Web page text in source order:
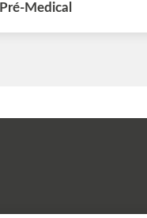
Pré-Medical